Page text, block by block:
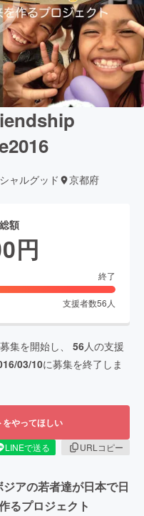
ャルグッド 京都府
額
円
終了
支援者数56 人
集を開始し、 56人の支援
03/10に募集を終了しま
をやってほしい
LINEで送る
URLコピー
アの若者達が日本で日
るプロジェクト